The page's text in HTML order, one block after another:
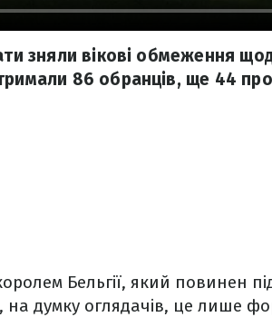
зняли вікові обмеження
86 обранців, ще 44
Бельгії, який повинен
на думку оглядачів, це лише